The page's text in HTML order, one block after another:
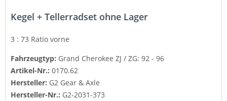
Kegel + Tellerradset ohne Lager
3 : 73 Ratiovorne
Fahrzeugtyp: Grand Cherokee ZJ / ZG: 92 - 96
Artikel-Nr.:0170.62
Hersteller: G2 Gear & Axle
Hersteller-Nr.: G2-2031-373